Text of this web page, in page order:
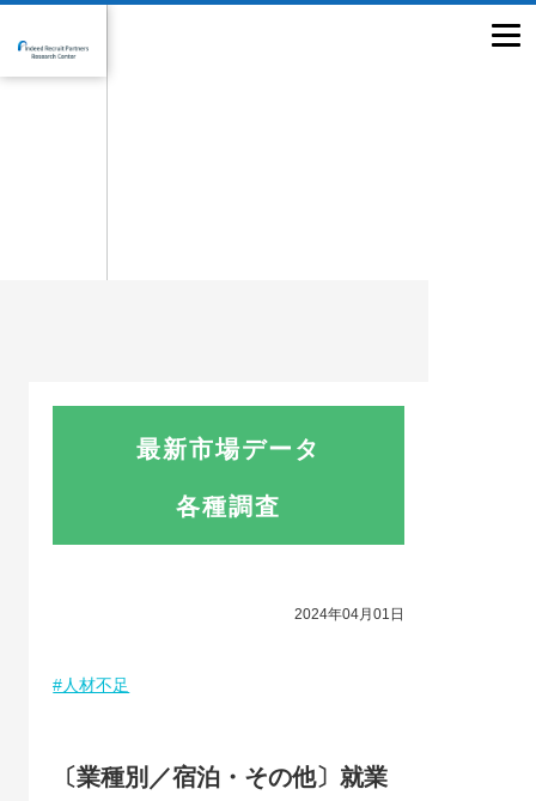
最新市場データ
各種調査
2024年04月01日
#人材不足
〔業種別／宿泊・その他〕就業